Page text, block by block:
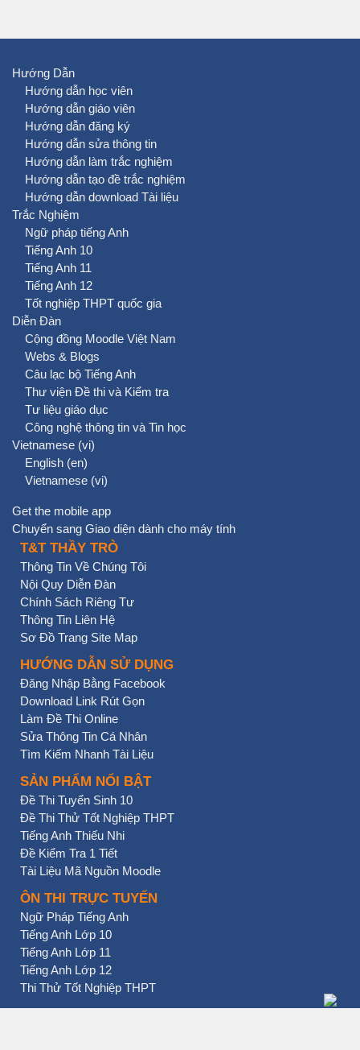
Hướng Dẫn
Hướng dẫn học viên
Hướng dẫn giáo viên
Hướng dẫn đăng ký
Hướng dẫn sửa thông tin
Hướng dẫn làm trắc nghiệm
Hướng dẫn tạo đề trắc nghiệm
Hướng dẫn download Tài liệu
Trắc Nghiệm
Ngữ pháp tiếng Anh
Tiếng Anh 10
Tiếng Anh 11
Tiếng Anh 12
Tốt nghiệp THPT quốc gia
Diễn Đàn
Cộng đồng Moodle Việt Nam
Webs & Blogs
Câu lạc bộ Tiếng Anh
Thư viện Đề thi và Kiểm tra
Tư liệu giáo dục
Công nghệ thông tin và Tin học
Vietnamese ‎(vi)‎
English ‎(en)‎
Vietnamese ‎(vi)‎
Get the mobile app
Chuyển sang Giao diện dành cho máy tính
T&T THẦY TRÒ
Thông Tin Về Chúng Tôi
Nội Quy Diễn Đàn
Chính Sách Riêng Tư
Thông Tin Liên Hệ
Sơ Đồ Trang Site Map
HƯỚNG DẪN SỬ DỤNG
Đăng Nhập Bằng Facebook
Download Link Rút Gọn
Làm Đề Thi Online
Sửa Thông Tin Cá Nhân
Tìm Kiếm Nhanh Tài Liệu
SẢN PHẨM NỔI BẬT
Đề Thi Tuyển Sinh 10
Đề Thi Thử Tốt Nghiệp THPT
Tiếng Anh Thiếu Nhi
Đề Kiểm Tra 1 Tiết
Tài Liệu Mã Nguồn Moodle
ÔN THI TRỰC TUYẾN
Ngữ Pháp Tiếng Anh
Tiếng Anh Lớp 10
Tiếng Anh Lớp 11
Tiếng Anh Lớp 12
Thi Thử Tốt Nghiệp THPT